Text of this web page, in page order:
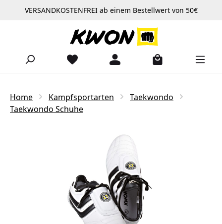
Zum Hauptinhalt springen
VERSANDKOSTENFREI ab einem Bestellwert von 50€
Home Kampfsportarten
Taekwondo
Taekwondo Schuhe